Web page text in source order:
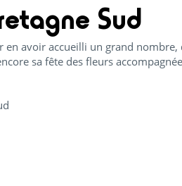
Sud
avoir accueilli un grand
sa fête des fleurs